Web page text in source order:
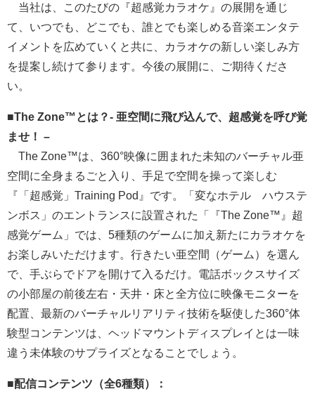
当社は、このたびの『超感覚カラオケ』の展開を通じ
て、いつでも、どこでも、誰とでも楽しめる音楽エンタテ
イメントを広めていくと共に、カラオケの新しい楽しみ方
を提案し続けて参ります。今後の展開に、ご期待くださ
い。
■The Zone™とは？- 亜空間に飛び込んで、超感覚を呼び覚
ませ！ –
The Zone™は、360°映像に囲まれた未知のバーチャル亜
空間に全身まるごと入り、手足で空間を操って楽しむ
『「超感覚」Training Pod』です。「変なホテル ハウステ
ンボス」のエントランスに設置された「『The Zone™』超
感覚ゲーム」では、5種類のゲームに加え新たにカラオケを
お楽しみいただけます。行きたい亜空間（ゲーム）を選ん
で、手ぶらでドアを開けて入るだけ。電話ボックスサイズ
の小部屋の前後左右・天井・床と全方位に映像モニターを
配置、最新のバーチャルリアリティ技術を駆使した360°体
験型コンテンツは、ヘッドマウントディスプレイとは一味
違う未体験のサプライズとなることでしょう。
■配信コンテンツ（全6種類）：